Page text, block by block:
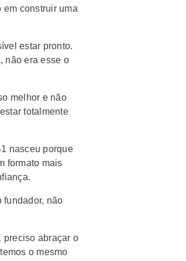
em construir uma
estar pronto.
não era esse o
melhor e não
totalmente
nasceu porque
formato mais
fundador, não
preciso abraçar o
o mesmo